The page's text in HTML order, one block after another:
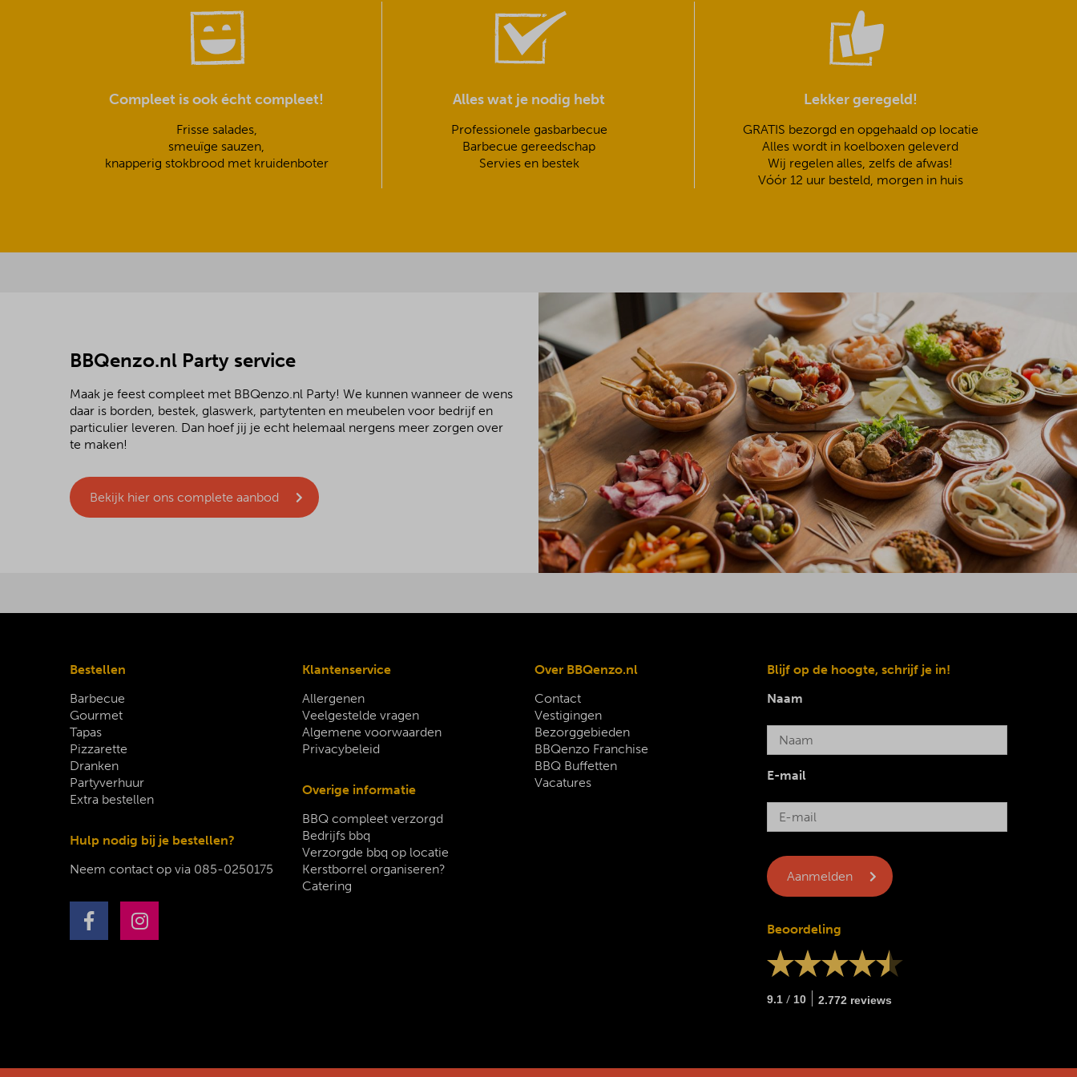
Compleet is ook écht compleet!
Frisse salades,
smeuïge sauzen,
knapperig stokbrood met kruidenboter
Alles wat je nodig hebt
Professionele gasbarbecue
Barbecue gereedschap
Servies en bestek
Lekker geregeld!
GRATIS bezorgd en opgehaald op locatie
Alles wordt in koelboxen geleverd
Wij regelen alles, zelfs de afwas!
Vóór 12 uur besteld, morgen in huis
BBQenzo.nl Party service
Maak je feest compleet met BBQenzo.nl Party! We kunnen wanneer de wens
daar is borden, bestek, glaswerk, partytenten en meubelen voor bedrijf en
particulier leveren. Dan hoef jij je echt helemaal nergens meer zorgen over
te maken!
Bekijk hier ons complete aanbod
Bestellen
Barbecue
Gourmet
Tapas
Pizzarette
Dranken
Partyverhuur
Extra bestellen
Hulp nodig bij je bestellen?
Neem contact op via 085-0250175
Klantenservice
Allergenen
Veelgestelde vragen
Algemene voorwaarden
Privacybeleid
Overige informatie
BBQ compleet verzorgd
Bedrijfs bbq
Verzorgde bbq op locatie
Kerstborrel organiseren?
Catering
Over BBQenzo.nl
Contact
Vestigingen
Bezorggebieden
BBQenzo Franchise
BBQ Buffetten
Vacatures
Blijf op de hoogte, schrijf je in!
Naam
E-mail
Beoordeling
9.1 / 10 2.772 reviews